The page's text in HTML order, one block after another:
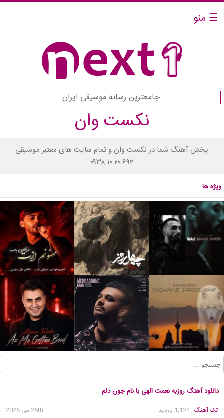
☰ منو
جامعترین رسانه موسیقی ایران
نکست وان
پخش آهنگ شما در نکست وان و تمام سایت های معتبر موسیقی
۰۹۳۸ ۱۰ ۲۰ ۶۹۲
ویژه ها
دانلود آهنگ روزبه نعمت الهی با نام جون دلم
تک آهنگ , 1,124 بازدید
25th می 2026